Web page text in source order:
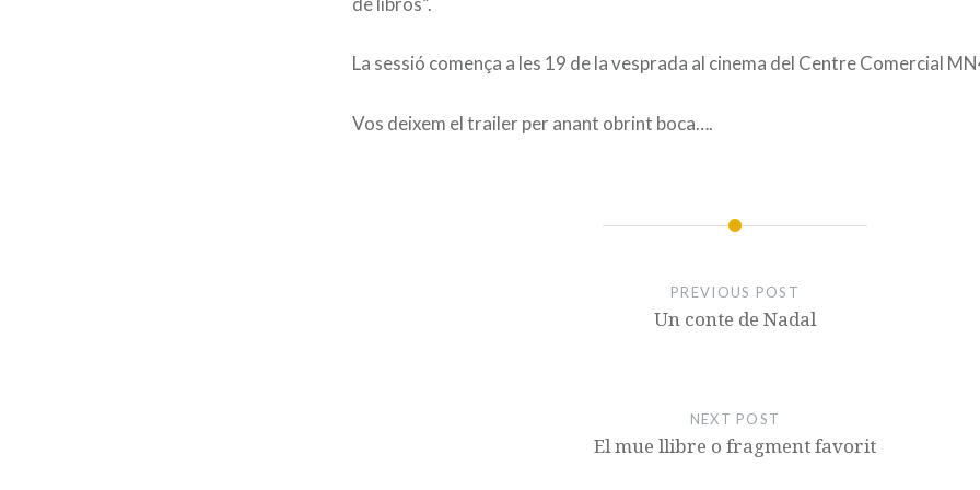
La sessió comença a les 19 de la vesprada al cinema del Centre Comercial
Vos deixem el trailer per anant obrint boca….
PREVIOUS POST
Un conte de Nadal
NEXT POST
El mue llibre o fragment favorit